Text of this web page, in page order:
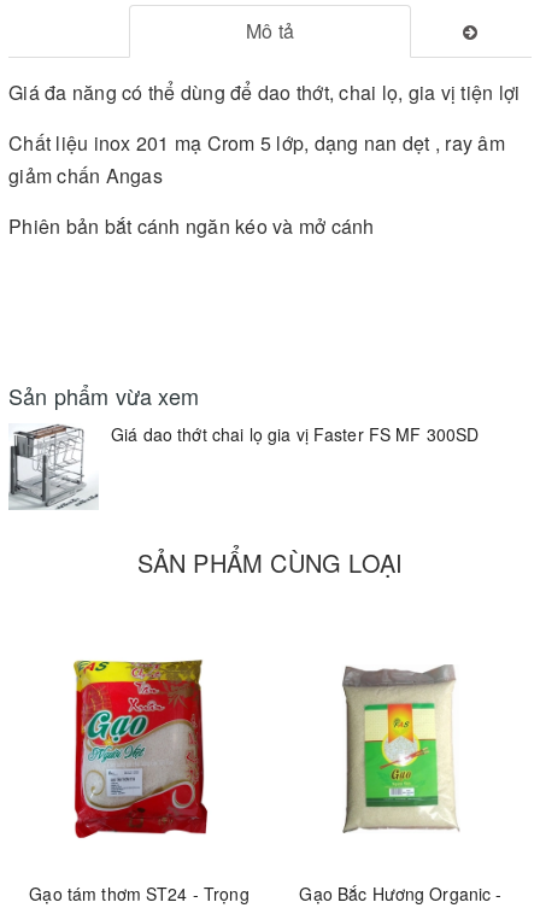
Mô tả
Giá đa năng có thể dùng để dao thớt, chai lọ, gia vị tiện lợi
Chất liệu inox 201 mạ Crom 5 lớp, dạng nan dẹt , ray âm
giảm chấn Angas
Phiên bản bắt cánh ngăn kéo và mở cánh
Sản phẩm vừa xem
Giá dao thớt chai lọ gia vị Faster FS MF 300SD
SẢN PHẨM CÙNG LOẠI
Gạo tám thơm ST24 - Trọng
Gạo Bắc Hương Organic -